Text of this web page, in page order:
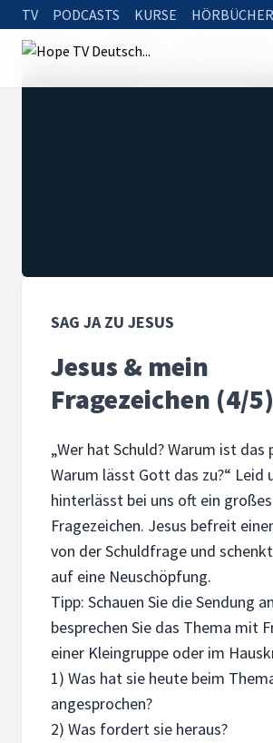
TV PODCASTS KURSE
Startseite
Sag Ja zu Jesus 2023
Jesus & mein
SAG JA ZU JESUS
Jesus & mein
Fragezeichen (4/5)
„Wer hat Schuld? Warum ist das
Warum lässt Gott das zu?“ Leid
hinterlässt bei uns oft ein großes
Fragezeichen. Jesus befreit
von der Schuldfrage und
auf eine Neuschöpfung.
Tipp: Schauen Sie die Sendung
besprechen Sie das Thema mit
einer Kleingruppe oder im
1) Was hat sie heute beim
angesprochen?
2) Was fordert sie heraus?